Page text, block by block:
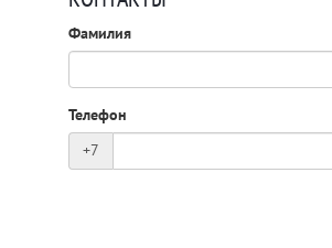
Фамилия
Телефон
+7